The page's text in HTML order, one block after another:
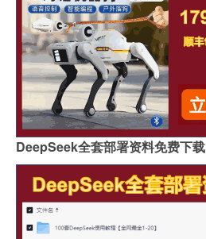
DeepSeek全套部署资料免费下载